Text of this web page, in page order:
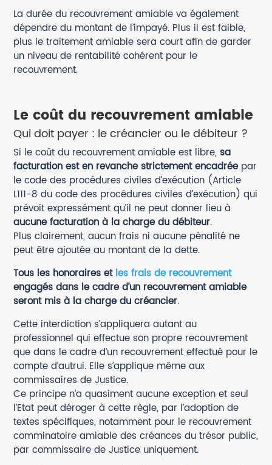
La durée du recouvrement amiable va également
dépendre du montant de l’impayé. Plus il est faible,
plus le traitement amiable sera court afin de garder
un niveau de rentabilité cohérent pour le
recouvrement.
Le coût du recouvrement amiable
Qui doit payer : le créancier ou le débiteur ?
Si le coût du recouvrement amiable est libre,sa
facturation est en revanche strictement encadréepar
le code des procédures civiles d’exécution (Article
L111-8 du code des procédures civiles d’exécution) qui
prévoit expressément qu’il ne peut donner lieu à
aucune facturation à la charge du débiteur.
Plus clairement, aucun frais ni aucune pénalité ne
peut être ajoutée au montant de la dette.
Tous les honoraires et les frais de recouvrement
engagés dans le cadre d’un recouvrement amiable
seront mis à la charge du créancier.
Cette interdiction s’appliquera autant au
professionnel qui effectue son propre recouvrement
que dans le cadre d’un recouvrement effectué pour le
compte d’autrui. Elle s’applique même aux
commissaires de Justice.
Ce principe n’a quasiment aucune exception et seul
l’Etat peut déroger à cette règle, par l’adoption de
textes spécifiques, notamment pour le recouvrement
comminatoire amiable des créances du trésor public,
par commissaire de Justice uniquement.